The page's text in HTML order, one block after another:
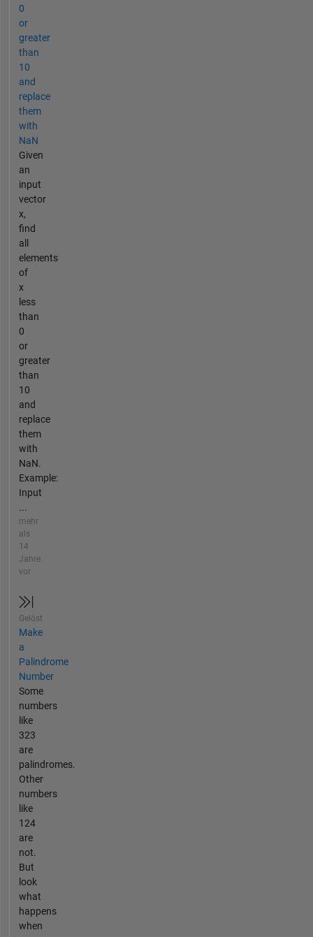
0
or
greater
than
10
and
replace
them
with
NaN
Given
an
input
vector
x,
find
all
elements
of
x
less
than
0
or
greater
than
10
and
replace
them
with
NaN.
Example:
Input
...
mehr
als
14
Jahre
vor
Gelöst
Make
a
Palindrome
Number
Some
numbers
like
323
are
palindromes.
Other
numbers
like
124
are
not.
But
look
what
happens
when